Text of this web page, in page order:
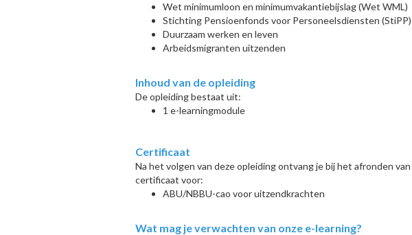
Wet minimumloon en minimumvakantiebijslag (Wet WML)
Stichting Pensioenfonds voor Personeelsdiensten (StiPP)
Duurzaam werken en leven
Arbeidsmigranten uitzenden
Inhoud van de opleiding
De opleiding bestaat uit:
1 e-learningmodule
Certificaat
Na het volgen van deze opleiding ontvang je bij het afronden
certificaat voor:
ABU/NBBU-cao voor uitzendkrachten
Wat mag je verwachten van onze e-learning?